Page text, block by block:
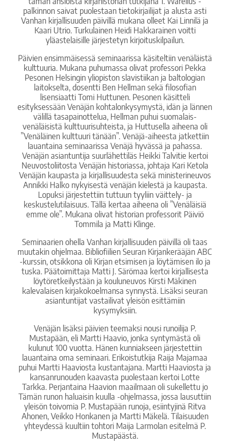
palkinnon saivat puolestaan tietokirjailijat ja alusta asti
Vanhan kirjallisuuden päivillä mukana olleet Kai Linnilä ja
Kaari Utrio. Turkulainen Heidi Hakkarainen voitti
yläastelaisille järjestetyn kirjoituskilpailun.
Päivien ensimmäisessä seminaarissa käsiteltiin venäläistä
kulttuuria. Mukana puhumassa olivat professori Pekka
Pesonen Helsingin yliopiston slavistiikan ja baltologian
laitokselta, dosentti Ben Hellman sekä filosofian
lisensiaatti Tomi Huttunen. Pesonen käsitteli
esityksessään Venäjän kohtalonkysymystä, idän ja lännen
välillä tasapainottelua, Hellman puhui suomalais-
venäläisistä kulttuurisuhteista, ja Huttusella aiheena oli
”Venäläinen kulttuuri tänään”. Venäjä-aiheesta jatkettiin
lauantaina seminaarissa Venäjä hyvässä ja pahassa.
Venäjän asiantuntija suurlähettiläs Heikki Talvitie kertoi
Neuvostoliitosta Venäjän historiassa, johtaja Kari Ketola
Venäjän kaupasta ja kirjallisuudesta sekä ministerineuvos
Annikki Halko nykyisestä venäjän kielestä ja kaupasta.
Lopuksi järjestettiin tuttuun tyyliin väittely- ja
keskustelutilaisuus. Tällä kertaa aiheena oli ”Venäläisiä
emme ole”. Mukana olivat historian professorit Päiviö
Tommila ja Matti Klinge.
Seminaarien ohella Vanhan kirjallisuuden päivillä oli taas
muutakin ohjelmaa. Bibliofiilien Seuran Kirjankerääjän ABC
-kurssin, otsikkona oli Kirjan etsimisen ja löytämisen ilo ja
tuska. Päätoimittaja Matti J. Särömaa kertoi kirjallisesta
löytöretkeilystään ja kouluneuvos Kirsti Mäkinen
kalevalaisen kirjakokoelmansa synnystä. Lisäksi seuran
asiantuntijat vastailivat yleisön esittämiin
kysymyksiin.
Venäjän lisäksi päivien teemaksi nousi runoilija P.
Mustapään, eli Martti Haavio, jonka syntymästä oli
kulunut 100 vuotta. Hänen kunniakseen järjestettiin
lauantaina oma seminaari. Erikoistutkija Raija Majamaa
puhui Martti Haaviosta kustantajana. Martti Haaviosta ja
kansanrunouden kaavasta puolestaan kertoi Lotte
Tarkka. Perjantaina Haavion maailmaan oli sukellettu jo
Tämän runon haluaisin kuulla -ohjelmassa, jossa lausuttiin
yleisön toivomia P. Mustapään runoja, esiintyjinä Ritva
Ahonen, Veikko Honkanen ja Martti Mäkelä. Tilaisuuden
yhteydessä kuultiin tohtori Maija Larmolan esitelmä P.
Mustapäästä.